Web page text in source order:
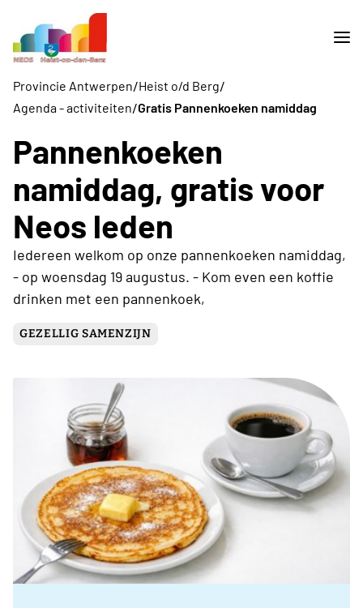
Provincie Antwerpen/Heist o/d Berg/
Agenda - activiteiten/Gratis Pannenkoeken namiddag
Pannenkoeken
namiddag, gratis voor
Neos leden
Iedereen welkom op onze pannenkoeken namiddag,
- op woensdag 19 augustus. - Kom even een koffie
drinken met een pannenkoek,
GEZELLIG SAMENZIJN